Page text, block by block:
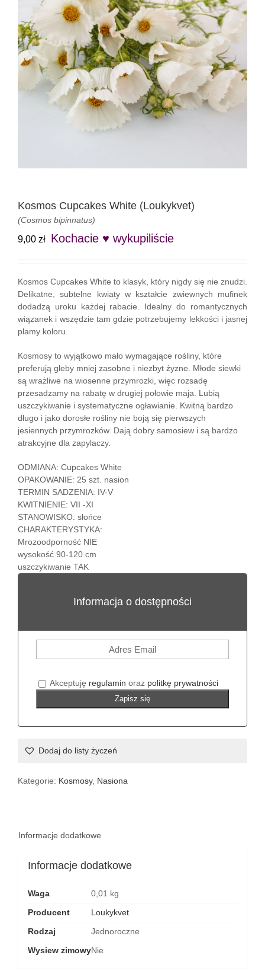
Kosmos Cupcakes White (Loukykvet)
(Cosmos bipinnatus)
9,00 zł Kochacie ♥ wykupiliście
Kosmos Cupcakes White to klasyk, który nigdy się nie znudzi.
Delikatne, subtelne kwiaty w kształcie zwiewnych mufinek
dodadzą uroku każdej rabacie. Idealny do romantycznych
wiązanek i wszędzie tam gdzie potrzebujemy lekkości i jasnej
plamy koloru.
Kosmosy to wyjątkowo mało wymagające rośliny, które
preferują gleby mniej zasobne i niezbyt żyzne. Młode siewki
są wrażliwe na wiosenne przymrozki, więc rozsadę
przesadzamy na rabatę w drugiej połowie maja. Lubią
uszczykiwanie i systematyczne ogławianie. Kwitną bardzo
długo i jako dorosłe rośliny nie boją się pierwszych
jesiennych przymrozków. Dają dobry samosiew i są bardzo
atrakcyjne dla zapylaczy.
ODMIANA: Cupcakes White
OPAKOWANIE: 25 szt. nasion
TERMIN SADZENIA: IV-V
KWITNIENIE: VII -XI
STANOWISKO: słońce
CHARAKTERYSTYKA:
Mrozoodporność NIE
wysokość 90-120 cm
uszczykiwanie TAK
Informacja o dostępności
Akceptuję regulamin oraz politkę prywatności
Zapisz się
Dodaj do listy życzeń
Kategorie: Kosmosy, Nasiona
Informacje dodatkowe
Informacje dodatkowe
Waga
0,01 kg
Producent
Loukykvet
Rodzaj
Jednoroczne
Wysiew zimowyNie